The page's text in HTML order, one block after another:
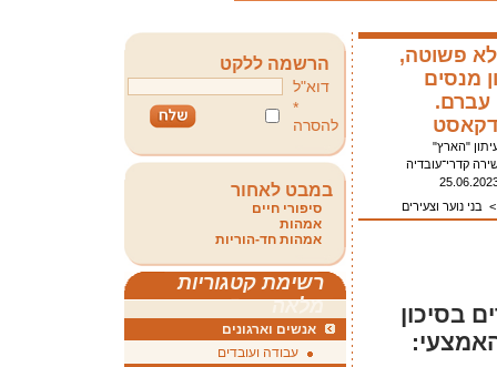
לא פשוטה,
מנסים
עברם.
"הארץ"
קדרי־עובדיה
בני נוער וצעירים
בסיכון
הרשמה ללקט
דוא"ל
*
להסרה
במבט לאחור
סיפורי חיים
אמהות
אמהות חד-הוריות
רשימת קטגוריות
מלאה
אנשים וארגונים
עבודה ועובדים